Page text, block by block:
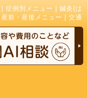
症例別メニュー
鍼灸(は
産前・産後メニュー
交通
でお探しの方はなかお
All Right Reserved.